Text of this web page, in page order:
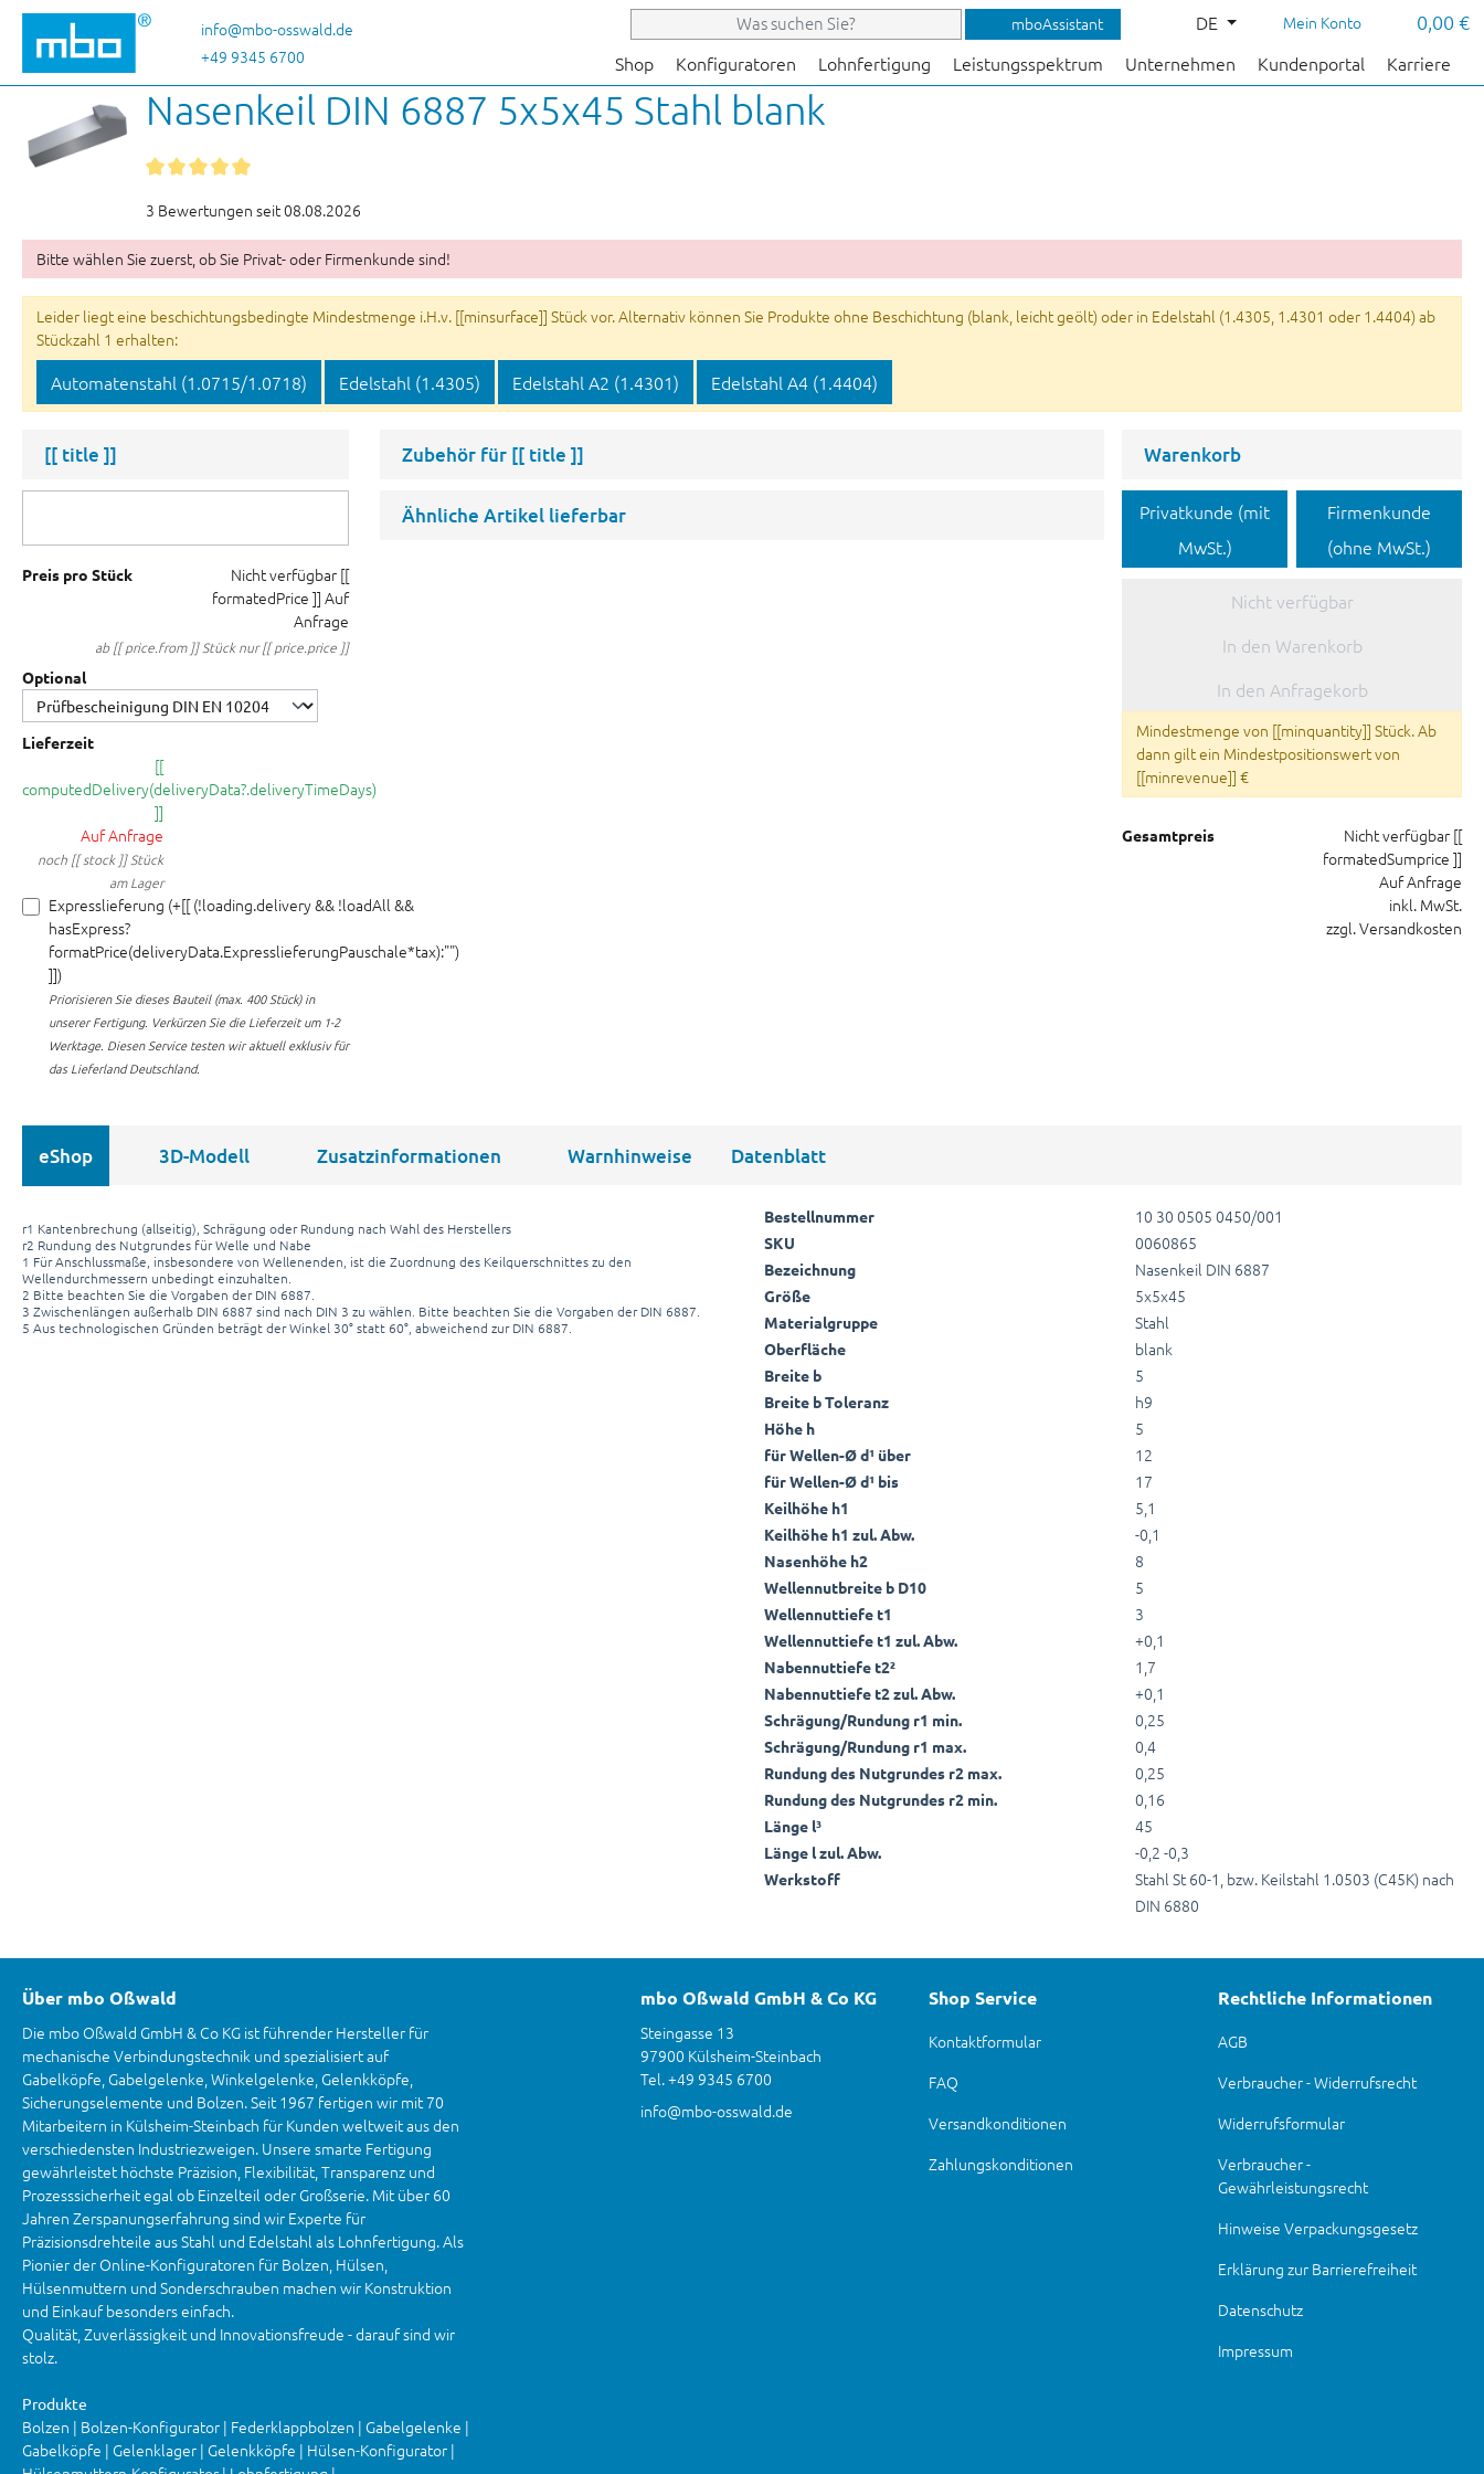
Hauptinhalt springen
Zur Suche springen
Zur Hauptnavigation springeninfo@mbo-osswald.de
+49 9345 6700
mboAssistant DE Mein Konto 0,00 €
Shop Konfiguratoren Lohnfertigung Leistungsspektrum Unternehmen Kundenportal Karriere
Nasenkeil DIN 6887 5x5x45 Stahl blank
3 Bewertungen seit 08.08.2026
Bitte wählen Sie zuerst, ob Sie Privat- oder Firmenkunde sind!
Leider liegt eine beschichtungsbedingte Mindestmenge i.H.v. [[minsurface]] Stück vor. Alternativ können Sie Produkte ohne Beschichtung (blank, leicht geölt) oder in Edelstahl (1.4305, 1.4301 oder 1.4404) ab
Stückzahl 1 erhalten:
Automatenstahl (1.0715/1.0718) Edelstahl (1.4305) Edelstahl A2 (1.4301) Edelstahl A4 (1.4404)
[[ title ]]
Preis pro Stück Nicht verfügbar [[
formatedPrice ]] Auf
Anfrage
ab [[ price.from ]] Stück nur [[ price.price ]]
Optional
Lieferzeit
[[
computedDelivery(deliveryData?.deliveryTimeDays)
]]
Auf Anfrage
noch [[ stock ]] Stück
am Lager
Expresslieferung (+[[ (!loading.delivery && !loadAll &&
hasExpress?
formatPrice(deliveryData.ExpresslieferungPauschale*tax):"")
]])
Priorisieren Sie dieses Bauteil (max. 400 Stück) in
unserer Fertigung. Verkürzen Sie die Lieferzeit um 1-2
Werktage. Diesen Service testen wir aktuell exklusiv für
das Lieferland Deutschland.
Zubehör für [[ title ]]
Ähnliche Artikel lieferbar
Warenkorb
Privatkunde (mit
MwSt.)
Firmenkunde
(ohne MwSt.)
Nicht verfügbar
In den Warenkorb
In den Anfragekorb
Mindestmenge von [[minquantity]] Stück. Ab
dann gilt ein Mindestpositionswert von
[[minrevenue]] €
Gesamtpreis Nicht verfügbar [[
formatedSumprice ]]
Auf Anfrage
inkl. MwSt.
zzgl. Versandkosten
eShop 3D-Modell Zusatzinformationen Warnhinweise Datenblatt
r1 Kantenbrechung (allseitig), Schrägung oder Rundung nach Wahl des Herstellers
r2 Rundung des Nutgrundes für Welle und Nabe
1 Für Anschlussmaße, insbesondere von Wellenenden, ist die Zuordnung des Keilquerschnittes zu den
Wellendurchmessern unbedingt einzuhalten.
2 Bitte beachten Sie die Vorgaben der DIN 6887.
3 Zwischenlängen außerhalb DIN 6887 sind nach DIN 3 zu wählen. Bitte beachten Sie die Vorgaben der DIN 6887.
5 Aus technologischen Gründen beträgt der Winkel 30° statt 60°, abweichend zur DIN 6887.
Bestellnummer 10 30 0505 0450/001
SKU 0060865
Bezeichnung Nasenkeil DIN 6887
Größe 5x5x45
Materialgruppe Stahl
Oberfläche blank
Breite b 5
Breite b Toleranz h9
Höhe h 5
für Wellen-Ø d¹ über 12
für Wellen-Ø d¹ bis 17
Keilhöhe h1 5,1
Keilhöhe h1 zul. Abw. -0,1
Nasenhöhe h2 8
Wellennutbreite b D10 5
Wellennuttiefe t1 3
Wellennuttiefe t1 zul. Abw. +0,1
Nabennuttiefe t2² 1,7
Nabennuttiefe t2 zul. Abw. +0,1
Schrägung/Rundung r1 min. 0,25
Schrägung/Rundung r1 max. 0,4
Rundung des Nutgrundes r2 max. 0,25
Rundung des Nutgrundes r2 min. 0,16
Länge l³ 45
Länge l zul. Abw. -0,2 -0,3
Werkstoff
Stahl St 60-1, bzw. Keilstahl 1.0503 (C45K) nach
DIN 6880
Über mbo Oßwald
Die mbo Oßwald GmbH & Co KG ist führender Hersteller für
mechanische Verbindungstechnik und spezialisiert auf
Gabelköpfe, Gabelgelenke, Winkelgelenke, Gelenkköpfe,
Sicherungselemente und Bolzen. Seit 1967 fertigen wir mit 70
Mitarbeitern in Külsheim-Steinbach für Kunden weltweit aus den
verschiedensten Industriezweigen. Unsere smarte Fertigung
gewährleistet höchste Präzision, Flexibilität, Transparenz und
Prozesssicherheit egal ob Einzelteil oder Großserie. Mit über 60
Jahren Zerspanungserfahrung sind wir Experte für
Präzisionsdrehteile aus Stahl und Edelstahl als Lohnfertigung. Als
Pionier der Online-Konfiguratoren für Bolzen, Hülsen,
Hülsenmuttern und Sonderschrauben machen wir Konstruktion
und Einkauf besonders einfach.
Qualität, Zuverlässigkeit und Innovationsfreude - darauf sind wir
stolz.
Produkte
Bolzen | Bolzen-Konfigurator | Federklappbolzen | Gabelgelenke |
Gabelköpfe | Gelenklager | Gelenkköpfe | Hülsen-Konfigurator |
mbo Oßwald GmbH & Co KG
Steingasse 13
97900 Külsheim-Steinbach
Tel. +49 9345 6700
info@mbo-osswald.de
Shop Service
Kontaktformular
FAQ
Versandkonditionen
Zahlungskonditionen
Rechtliche Informationen
AGB
Verbraucher - Widerrufsrecht
Widerrufsformular
Verbraucher -
Gewährleistungsrecht
Hinweise Verpackungsgesetz
Erklärung zur Barrierefreiheit
Datenschutz
Impressum